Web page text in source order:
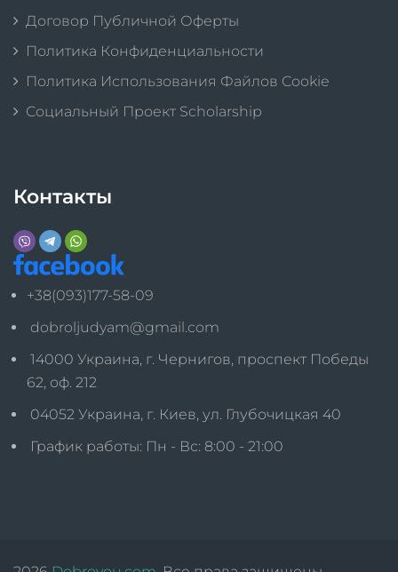
Договор Публичной Оферты
Политика Конфиденциальности
Политика Использования Файлов Cookie
Социальный Проект Scholarship
Контакты
+38(093)177-58-09
dobroljudyam@gmail.com
14000 Украина, г. Чернигов, проспект Победы
62, оф. 212
04052 Украина, г. Киев, ул. Глубочицкая 40
График работы: Пн - Вс: 8:00 - 21:00